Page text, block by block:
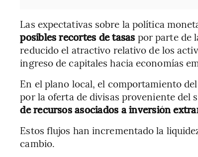
Las expectativas sobre la política
posibles recortes de tasas por parte de
reducido el atractivo relativo de los
ingreso de capitales hacia economías
En el plano local, el comportamiento
por la oferta de divisas proveniente del
de recursos asociados a inversión
Estos flujos han incrementado la
cambio.